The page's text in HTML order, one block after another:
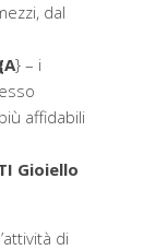
dal
} – i
affidabili
Gioiello
di